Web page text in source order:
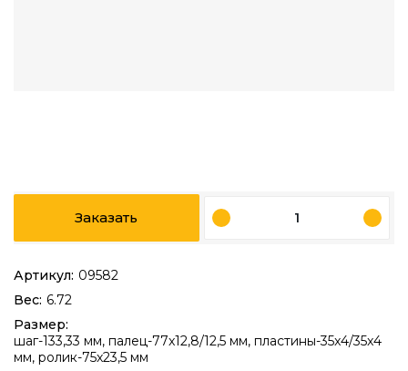
Заказать
Артикул: 09582
Вес: 6.72
Размер:
шаг-133,33 мм, палец-77x12,8/12,5 мм, пластины-35x4/35x4
мм, ролик-75x23,5 мм